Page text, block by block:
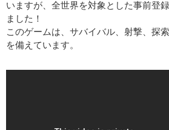
いますが、全世界を対象とした事前登
ました！
このゲームは、サバイバル、射撃、探
を備えています。